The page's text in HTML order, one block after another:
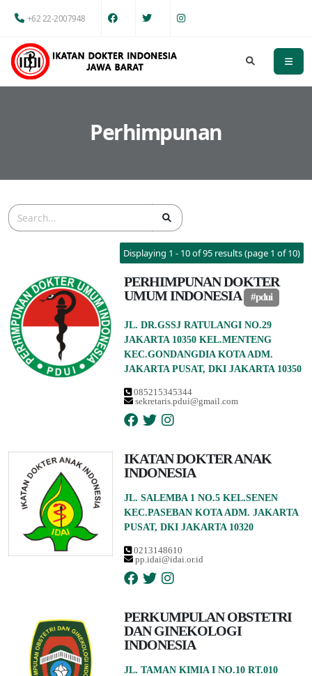
+62 22-2007948
Perhimpunan
Displaying 1 - 10 of 95 results (page 1 of 10)
PERHIMPUNAN DOKTER
UMUM INDONESIA
#pdui
JL. DR.GSSJ RATULANGI NO.29
JAKARTA 10350 KEL.MENTENG
KEC.GONDANGDIA KOTA ADM.
JAKARTA PUSAT, DKI JAKARTA 10350
085215345344
sekretaris.pdui@gmail.com
IKATAN DOKTER ANAK
INDONESIA
JL. SALEMBA 1 NO.5 KEL.SENEN
KEC.PASEBAN KOTA ADM. JAKARTA
PUSAT, DKI JAKARTA 10320
0213148610
pp.idai@idai.or.id
PERKUMPULAN OBSTETRI
DAN GINEKOLOGI
INDONESIA
JL. TAMAN KIMIA I NO.10 RT.010